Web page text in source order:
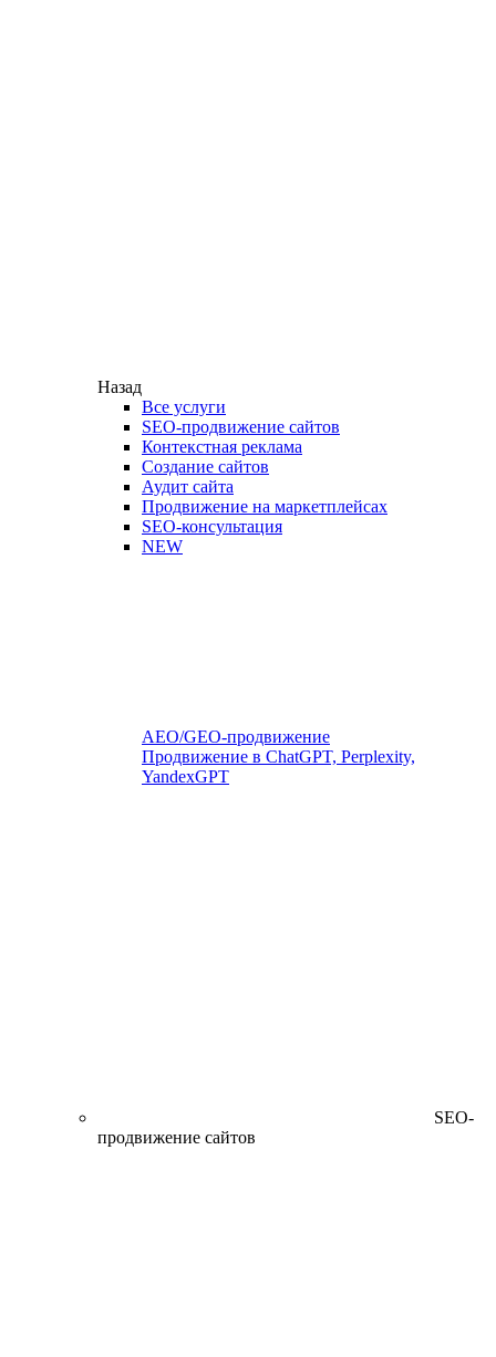
Назад
Все услуги
SEO-продвижение сайтов
Контекстная реклама
Создание сайтов
Аудит сайта
Продвижение на маркетплейсах
SEO-консультация
NEW
AEO/GEO-продвижение
Продвижение в ChatGPT, Perplexity,
YandexGPT
SEO-
продвижение сайтов